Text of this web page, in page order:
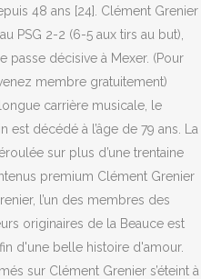
48 ans [24]. Clément Grenier
PSG 2-2 (6-5 aux tirs au but),
passe décisive à Mexer. (Pour
membre gratuitement)
carrière musicale, le
est décédé à l’âge de 79 ans. La
sur plus d’une trentaine
premium Clément Grenier
l’un des membres des
originaires de la Beauce est
d'une belle histoire d'amour.
sur Clément Grenier s’éteint à